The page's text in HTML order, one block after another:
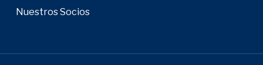
Nuestros Socios